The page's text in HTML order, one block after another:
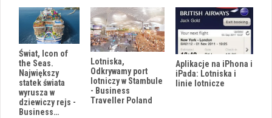
Świat, Icon of
the Seas.
Największy
statek świata
wyrusza w
dziewiczy rejs -
Business…
Lotniska,
Odkrywamy port
lotniczy w Stambule
- Business
Traveller Poland
Aplikacje na iPhona i
iPada: Lotniska i
linie lotnicze